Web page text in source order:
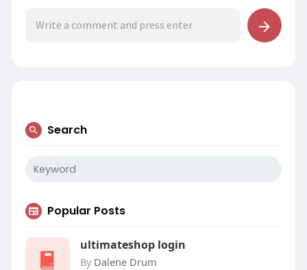
Search
Popular Posts
ultimateshop login
By Dalene Drum